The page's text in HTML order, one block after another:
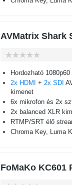
AVMatrix Shark
Hordozható
2x HDMI
+ 2x SDI
kimenet
6x mikrofon és 2x
2x balanced XLR
RTMP/SRT élő
Chroma Key, Luma
FoMaKo KC601